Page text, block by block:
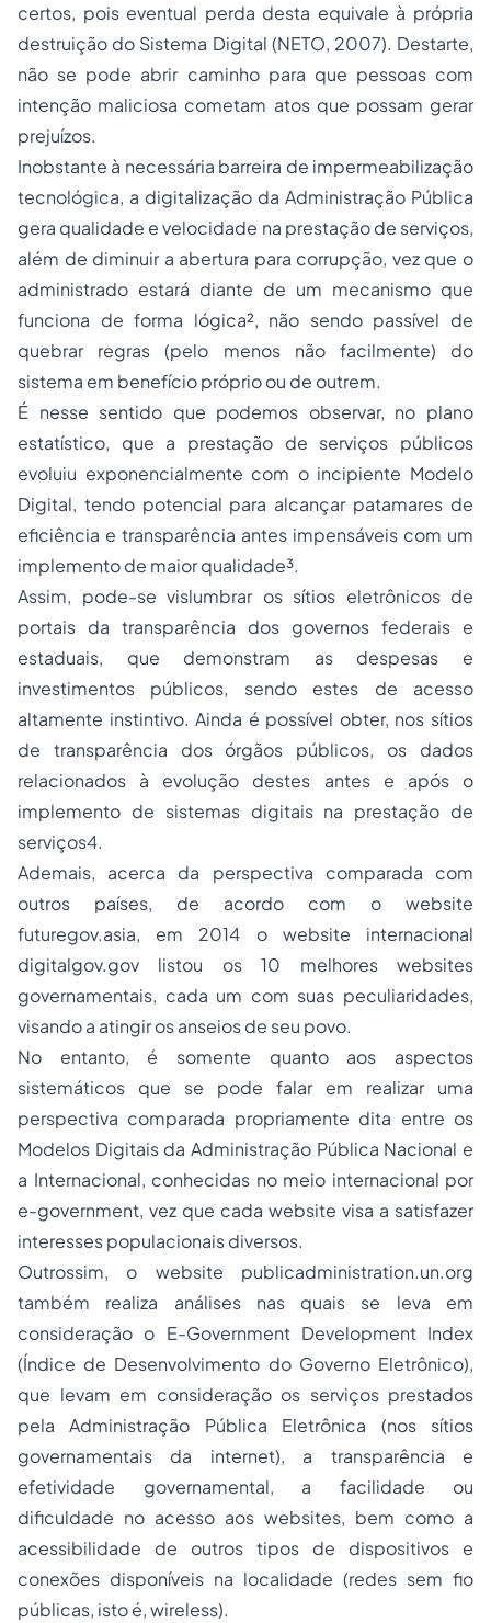
certos, pois eventual perda desta equivale à própria
destruição do Sistema Digital (NETO, 2007). Destarte,
não se pode abrir caminho para que pessoas com
intenção maliciosa cometam atos que possam gerar
prejuízos.
Inobstante à necessária barreira de impermeabilização
tecnológica, a digitalização da Administração Pública
gera qualidade e velocidade na prestação de serviços,
além de diminuir a abertura para corrupção, vez que o
administrado estará diante de um mecanismo que
funciona de forma lógica², não sendo passível de
quebrar regras (pelo menos não facilmente) do
sistema em benefício próprio ou de outrem.
É nesse sentido que podemos observar, no plano
estatístico, que a prestação de serviços públicos
evoluiu exponencialmente com o incipiente Modelo
Digital, tendo potencial para alcançar patamares de
eficiência e transparência antes impensáveis com um
implemento de maior qualidade³.
Assim, pode-se vislumbrar os sítios eletrônicos de
portais da transparência dos governos federais e
estaduais, que demonstram as despesas e
investimentos públicos, sendo estes de acesso
altamente instintivo. Ainda é possível obter, nos sítios
de transparência dos órgãos públicos, os dados
relacionados à evolução destes antes e após o
implemento de sistemas digitais na prestação de
serviços4.
Ademais, acerca da perspectiva comparada com
outros países, de acordo com o website
futuregov.asia, em 2014 o website internacional
digitalgov.gov listou os 10 melhores websites
governamentais, cada um com suas peculiaridades,
visando a atingir os anseios de seu povo.
No entanto, é somente quanto aos aspectos
sistemáticos que se pode falar em realizar uma
perspectiva comparada propriamente dita entre os
Modelos Digitais da Administração Pública Nacional e
a Internacional, conhecidas no meio internacional por
e-government, vez que cada website visa a satisfazer
interesses populacionais diversos.
Outrossim, o website publicadministration.un.org
também realiza análises nas quais se leva em
consideração o E-Government Development Index
(Índice de Desenvolvimento do Governo Eletrônico),
que levam em consideração os serviços prestados
pela Administração Pública Eletrônica (nos sítios
governamentais da internet), a transparência e
efetividade governamental, a facilidade ou
dificuldade no acesso aos websites, bem como a
acessibilidade de outros tipos de dispositivos e
conexões disponíveis na localidade (redes sem fio
públicas, isto é,wireless).